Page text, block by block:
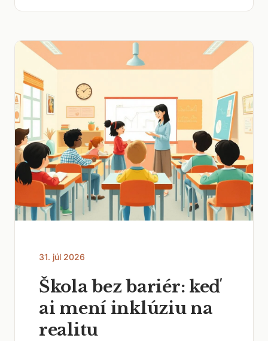
31. júl 2026
Škola bez bariér: keď
ai mení inklúziu na
realitu